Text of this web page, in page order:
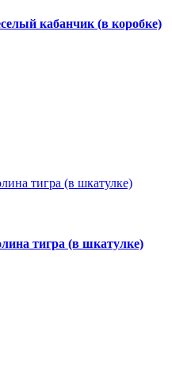
кабанчик (в коробке)
тигра (в шкатулке)